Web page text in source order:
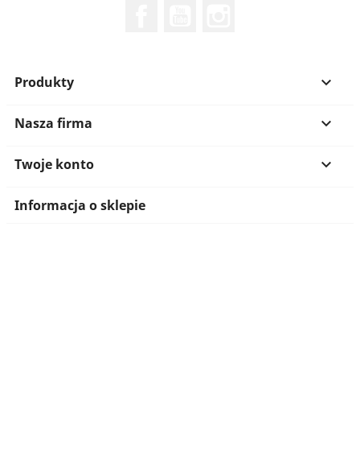
Produkty 
Nasza firma 
Twoje konto 
Informacja o sklepie